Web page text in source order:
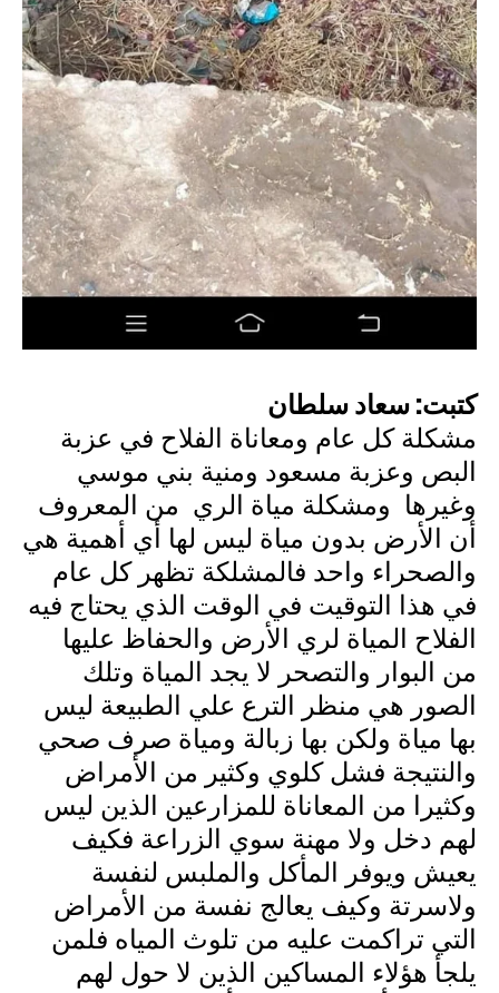
كتبت: سعاد سلطان
مشكلة كل عام ومعاناة الفلاح في عزبة
البص وعزبة مسعود ومنية بني موسي
وغيرها ومشكلة مياة الري من المعروف
أن الأرض بدون مياة ليس لها أي أهمية هي
والصحراء واحد فالمشلكة تظهر كل عام
في هذا التوقيت في الوقت الذي يحتاج فيه
الفلاح المياة لري الأرض والحفاظ عليها
من البوار والتصحر لا يجد المياة وتلك
الصور هي منظر الترع علي الطبيعة ليس
بها مياة ولكن بها زبالة ومياة صرف صحي
والنتيجة فشل كلوي وكثير من الأمراض
وكثيرا من المعاناة للمزارعين الذين ليس
لهم دخل ولا مهنة سوي الزراعة فكيف
يعيش ويوفر المأكل والملبس لنفسة
ولاسرتة وكيف يعالج نفسة من الأمراض
التي تراكمت عليه من تلوث المياه فلمن
يلجأ هؤلاء المساكين الذين لا حول لهم